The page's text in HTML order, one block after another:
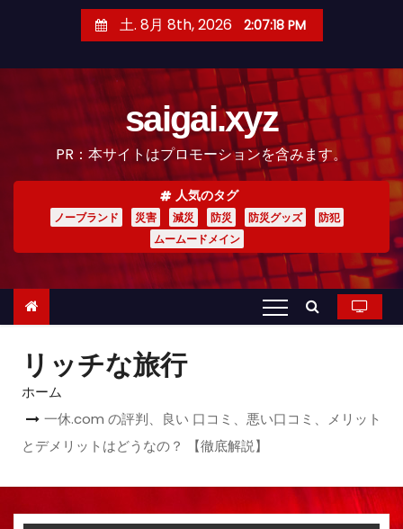
土. 8月 8th, 2026 2:07:19 PM
saigai.xyz
PR：本サイトはプロモーションを含みます。
人気のタグ
ノーブランド 災害 減災 防災 防災グッズ
防犯
ムームードメイン
リッチな旅行
ホーム
一休.com の評判、良い 口コミ、悪い口コミ、メリット
とデメリットはどうなの？ 【徹底解説】